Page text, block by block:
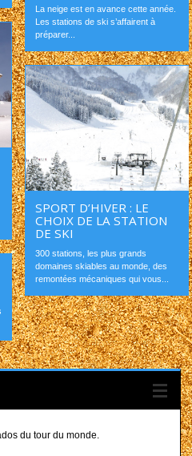
La neige est en avance cette année.
Les stations de ski s’affairent à
préparer...
SPORT D’HIVER : LE
CHOIX DE LA STATION
DE SKI
300 stations, les plus grands
domaines skiables au monde, des
remontées mécaniques qui vous...
du tour du monde.